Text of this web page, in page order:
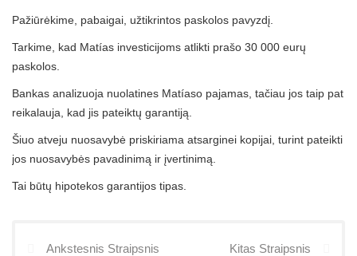
Pažiūrėkime, pabaigai, užtikrintos paskolos pavyzdį.
Tarkime, kad Matías investicijoms atlikti prašo 30 000 eurų
paskolos.
Bankas analizuoja nuolatines Matíaso pajamas, tačiau jos taip pat
reikalauja, kad jis pateiktų garantiją.
Šiuo atveju nuosavybė priskiriama atsarginei kopijai, turint pateikti
jos nuosavybės pavadinimą ir įvertinimą.
Tai būtų hipotekos garantijos tipas.
Ankstesnis Straipsnis Kitas Straipsnis